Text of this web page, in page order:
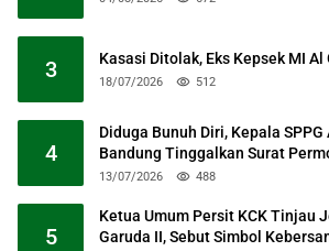
3 Kasasi Ditolak, Eks Kepsek MI
18/07/2026 512
4
Diduga Bunuh Diri, Kepala
Bandung Tinggalkan Surat
13/07/2026 488
5
Ketua Umum Persit KCK Tinjau
Garuda II, Sebut Simbol